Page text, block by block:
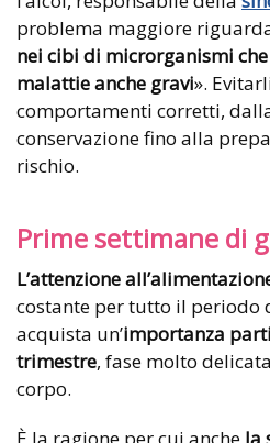
problema maggiore
nei cibi di microrganismi
malattie anche gravi».
comportamenti corretti,
conservazione fino alla
rischio.
Prime settimane di
L’attenzione
costante per tutto il periodo
acquista un’importanza
trimestre, fase molto
corpo.
È la ragione per cui anche la